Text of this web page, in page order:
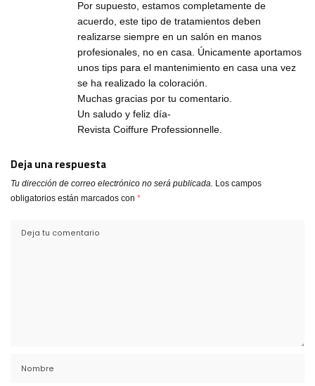
Por supuesto, estamos completamente de
acuerdo, este tipo de tratamientos deben
realizarse siempre en un salón en manos
profesionales, no en casa. Únicamente aportamos
unos tips para el mantenimiento en casa una vez
se ha realizado la coloración.
Muchas gracias por tu comentario.
Un saludo y feliz día-
Revista Coiffure Professionnelle.
Deja una respuesta
Tu dirección de correo electrónico no será publicada. Los campos
obligatorios están marcados con *